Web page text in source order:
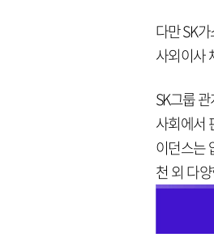
다만 SK
사외이사
SK그룹
사회에서
이던스는
천 외 다